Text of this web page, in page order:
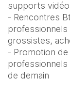
supports
- Rencontres
grossistes,
- Promotion
professionnels
de demain